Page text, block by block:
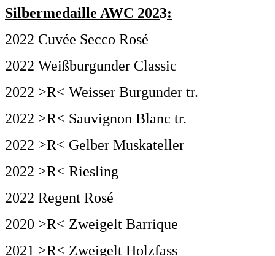
Silbermedaille AWC 2023:
2022 Cuvée Secco Rosé
2022 Weißburgunder Classic
2022 >R< Weisser Burgunder tr.
2022 >R< Sauvignon Blanc tr.
2022 >R< Gelber Muskateller
2022 >R< Riesling
2022 Regent Rosé
2020 >R< Zweigelt Barrique
2021 >R< Zweigelt Holzfass